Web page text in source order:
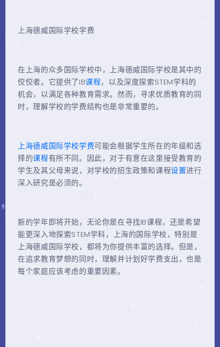
上海德威国际学校学费
在上海的众多国际学校中，上海德威国际学校是其中的
佼佼者。它提供了IB课程，以及深度探索STEM学科的
机会，以满足各种教育需求。然而，寻求优质教育的同
时，理解学校的学费结构也是非常重要的。
上海德威国际学校学费可能会根据学生所在的年级和选
择的课程有所不同。因此，对于有意在这里接受教育的
学生及其父母来说，对学校的招生政策和课程设置进行
深入研究是必须的。
新的学年即将开始，无论你是在寻找IB课程，还是希望
能更深入地探索STEM学科，上海的国际学校，特别是
上海德威国际学校，都将为你提供丰富的选择。但是，
在追求教育梦想的同时，理解并计划好学费支出，也是
每个家庭应该考虑的重要因素。